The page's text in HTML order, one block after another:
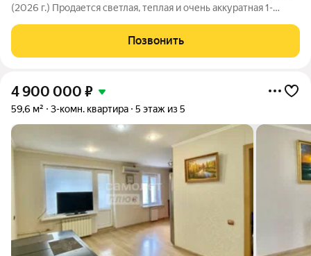
(2026 г.) Продается светлая, теплая и очень аккуратная 1-
районе Сызрани. Это идеальное место для тех, кто хочет жить
в гармонии с
Позвонить
4 900 000 ₽
59,6 м² 3-комн. квартира 5 этаж из 5